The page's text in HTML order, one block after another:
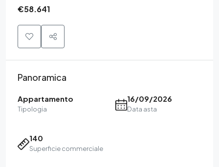
€58.641
Panoramica
Appartamento
Tipologia
16/09/2026
Data asta
140
Superficie commerciale